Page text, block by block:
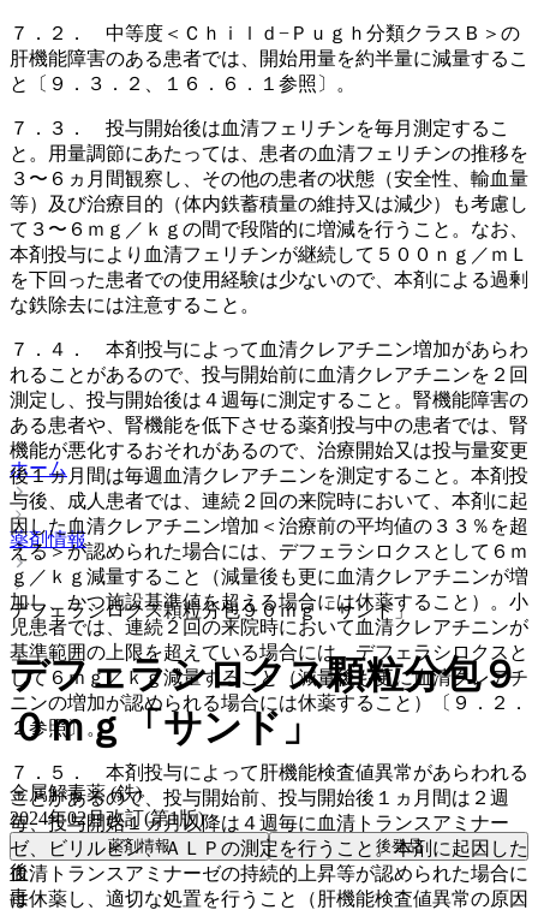
７．２． 中等度＜Ｃｈｉｌｄ−Ｐｕｇｈ分類クラスＢ＞の
肝機能障害のある患者では、開始用量を約半量に減量するこ
と〔９．３．２、１６．６．１参照〕。
７．３． 投与開始後は血清フェリチンを毎月測定するこ
と。用量調節にあたっては、患者の血清フェリチンの推移を
３〜６ヵ月間観察し、その他の患者の状態（安全性、輸血量
等）及び治療目的（体内鉄蓄積量の維持又は減少）も考慮し
て３〜６ｍｇ／ｋｇの間で段階的に増減を行うこと。なお、
本剤投与により血清フェリチンが継続して５００ｎｇ／ｍＬ
を下回った患者での使用経験は少ないので、本剤による過剰
な鉄除去には注意すること。
７．４． 本剤投与によって血清クレアチニン増加があらわ
れることがあるので、投与開始前に血清クレアチニンを２回
測定し、投与開始後は４週毎に測定すること。腎機能障害の
ある患者や、腎機能を低下させる薬剤投与中の患者では、腎
機能が悪化するおそれがあるので、治療開始又は投与量変更
後１ヵ月間は毎週血清クレアチニンを測定すること。本剤投
与後、成人患者では、連続２回の来院時において、本剤に起
因した血清クレアチニン増加＜治療前の平均値の３３％を超
える＞が認められた場合には、デフェラシロクスとして６ｍ
ｇ／ｋｇ減量すること（減量後も更に血清クレアチニンが増
加し、かつ施設基準値を超える場合には休薬すること）。小
児患者では、連続２回の来院時において血清クレアチニンが
基準範囲の上限を超えている場合には、デフェラシロクスと
して６ｍｇ／ｋｇ減量すること（減量後も更に血清クレアチ
ニンの増加が認められる場合には休薬すること）〔９．２．
２参照〕。
７．５． 本剤投与によって肝機能検査値異常があらわれる
ことがあるので、投与開始前、投与開始後１ヵ月間は２週
毎、投与開始１ヵ月以降は４週毎に血清トランスアミナー
ゼ、ビリルビン、ＡＬＰの測定を行うこと。本剤に起因した
血清トランスアミナーゼの持続的上昇等が認められた場合に
は休薬し、適切な処置を行うこと（肝機能検査値異常の原因
ホーム
薬剤情報
デフェラシロクス顆粒分包９０ｍｇ「サンド」
デフェラシロクス顆粒分包９
０ｍｇ「サンド」
金属解毒薬 (鉄)
2024年02月改訂(第1版)
薬剤情報 後発品
後
毒